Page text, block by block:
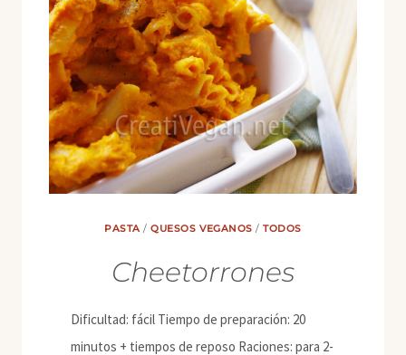
PASTA /QUESOS VEGANOS /TODOS
Cheetorrones
Dificultad: fácil Tiempo de preparación: 20
minutos + tiempos de reposo Raciones: para 2-